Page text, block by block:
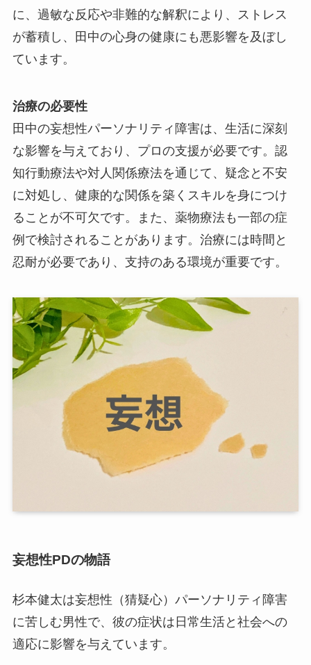
に、過敏な反応や非難的な解釈により、ストレス
が蓄積し、田中の心身の健康にも悪影響を及ぼし
ています。
治療の必要性
田中の妄想性パーソナリティ障害は、生活に深刻
な影響を与えており、プロの支援が必要です。認
知行動療法や対人関係療法を通じて、疑念と不安
に対処し、健康的な関係を築くスキルを身につけ
ることが不可欠です。また、薬物療法も一部の症
例で検討されることがあります。治療には時間と
忍耐が必要であり、支持のある環境が重要です。
妄想性PDの物語
杉本健太は妄想性（猜疑心）パーソナリティ障害
に苦しむ男性で、彼の症状は日常生活と社会への
適応に影響を与えています。